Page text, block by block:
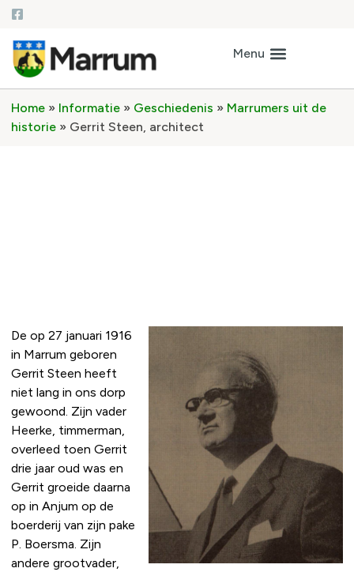
Home » Informatie » Geschiedenis » Marrumers uit de
historie » Gerrit Steen, architect
De op 27 januari 1916
in Marrum geboren
Gerrit Steen heeft
niet lang in ons dorp
gewoond. Zijn vader
Heerke, timmerman,
overleed toen Gerrit
drie jaar oud was en
Gerrit groeide daarna
op in Anjum op de
boerderij van zijn pake
P. Boersma. Zijn
andere grootvader,